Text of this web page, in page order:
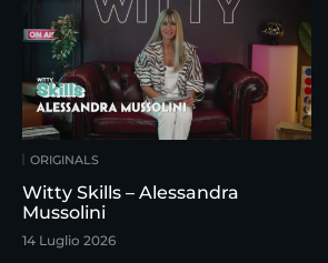
ORIGINALS
Witty Skills – Alessandra
Mussolini
14 Luglio 2026